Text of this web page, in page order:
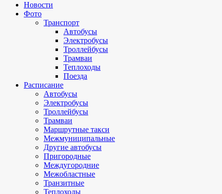
Новости
Фото
Транспорт
Автобусы
Электробусы
Троллейбусы
Трамваи
Теплоходы
Поезда
Расписание
Автобусы
Электробусы
Троллейбусы
Трамваи
Маршрутные такси
Межмуниципальные
Другие автобусы
Пригородные
Междугородние
Межобластные
Транзитные
Теплоходы